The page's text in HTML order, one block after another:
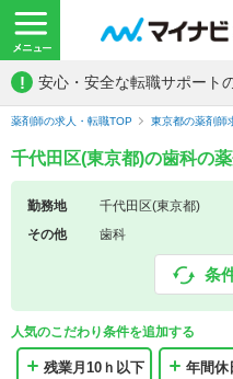
! 安心・安全な転職サポート
薬剤師の求人・転職TOP 東京都の薬剤師
千代田区(東京都)の歯科の
勤務地
千代田区(東京都)
その他
歯科
条
人気のこだわり条件を追加する
残業月10ｈ以下 年間休